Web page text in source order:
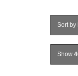
Sort by
Show